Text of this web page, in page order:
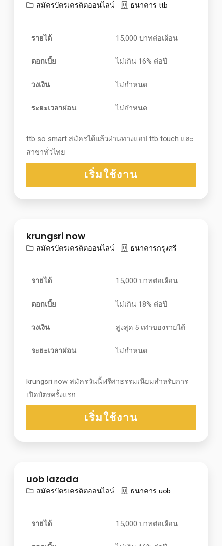
สมัครบัตรเครดิตออนไลน์ ธนาคาร ttb
รายได้ 15,000 บาทต่อเดือน
ดอกเบี้ย ไม่เกิน 16% ต่อปี
วงเงิน ไม่กำหนด
ระยะเวลาผ่อน ไม่กำหนด
ttb so smart สมัครได้แล้วผ่านทางแอป ttb touch และ
สาขาทั่วไทย
เริ่มใช้งาน
krungsri now
สมัครบัตรเครดิตออนไลน์ ธนาคารกรุงศรี
รายได้ 15,000 บาทต่อเดือน
ดอกเบี้ย ไม่เกิน 18% ต่อปี
วงเงิน สูงสุด 5 เท่าของรายได้
ระยะเวลาผ่อน ไม่กำหนด
krungsri now สมัครวันนี้ฟรีค่าธรรมเนียมสำหรับการ
เปิดบัตรครั้งแรก
เริ่มใช้งาน
uob lazada
สมัครบัตรเครดิตออนไลน์ ธนาคาร uob
รายได้ 15,000 บาทต่อเดือน